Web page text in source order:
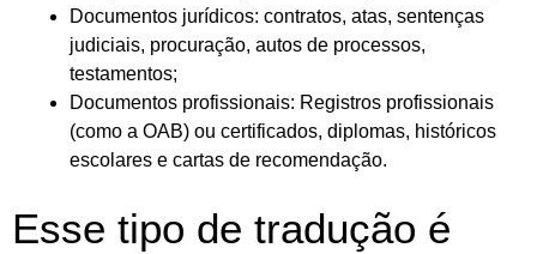
Documentos jurídicos: contratos, atas, sentenças
judiciais, procuração, autos de processos,
testamentos;
Documentos profissionais: Registros profissionais
(como a OAB) ou certificados, diplomas, históricos
escolares e cartas de recomendação.
Esse tipo de tradução é